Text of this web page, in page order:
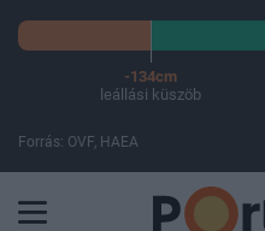
-134cm
leállási küszöb
Forrás: OVF, HAEA